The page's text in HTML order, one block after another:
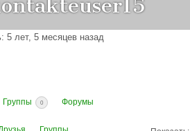
5 лет, 5 месяцев назад
Группы 0 Форумы